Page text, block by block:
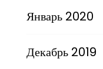
Январь 2020
Декабрь 2019